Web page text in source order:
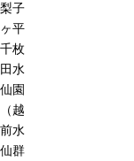
梨子
ヶ平
千枚
田水
仙園
（越
前水
仙群